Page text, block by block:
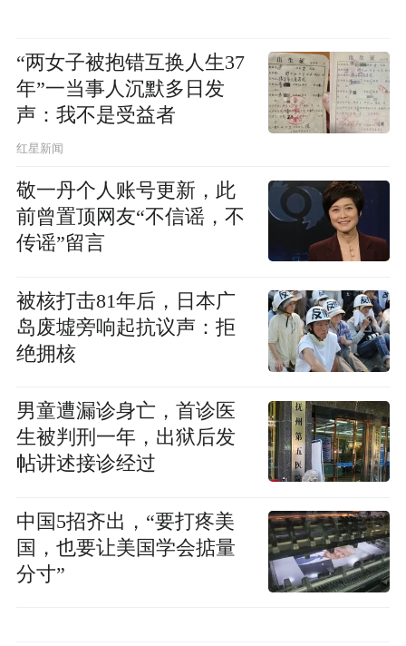
“两女子被抱错互换人生37
年”一当事人沉默多日发
声：我不是受益者
红星新闻
敬一丹个人账号更新，此
前曾置顶网友“不信谣，不
传谣”留言
被核打击81年后，日本广
岛废墟旁响起抗议声：拒
绝拥核
男童遭漏诊身亡，首诊医
生被判刑一年，出狱后发
帖讲述接诊经过
中国5招齐出，“要打疼美
国，也要让美国学会掂量
分寸”